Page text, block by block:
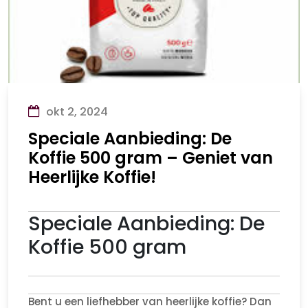
okt 2, 2024
Speciale Aanbieding: De
Koffie 500 gram – Geniet van
Heerlijke Koffie!
Speciale Aanbieding: De
Koffie 500 gram
Bent u een liefhebber van heerlijke koffie? Dan